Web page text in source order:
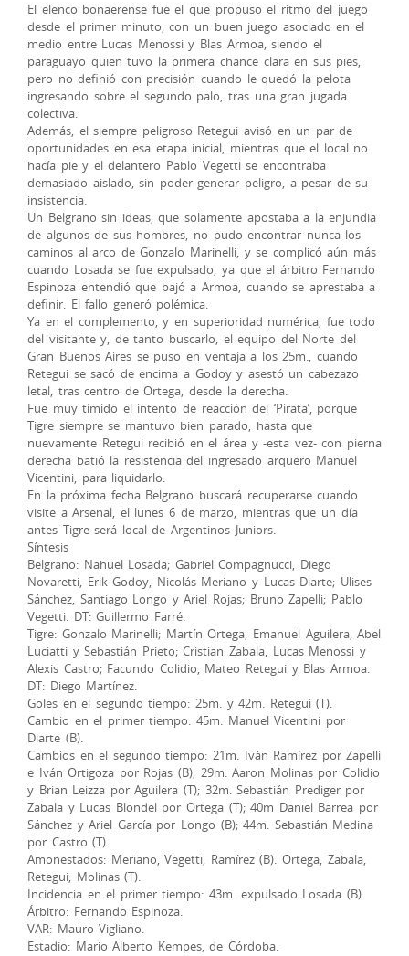
El elenco bonaerense fue el que propuso el ritmo del juego
desde el primer minuto, con un buen juego asociado en el
medio entre Lucas Menossi y Blas Armoa, siendo el
paraguayo quien tuvo la primera chance clara en sus pies,
pero no definió con precisión cuando le quedó la pelota
ingresando sobre el segundo palo, tras una gran jugada
colectiva.
Además, el siempre peligroso Retegui avisó en un par de
oportunidades en esa etapa inicial, mientras que el local no
hacía pie y el delantero Pablo Vegetti se encontraba
demasiado aislado, sin poder generar peligro, a pesar de su
insistencia.
Un Belgrano sin ideas, que solamente apostaba a la enjundia
de algunos de sus hombres, no pudo encontrar nunca los
caminos al arco de Gonzalo Marinelli, y se complicó aún más
cuando Losada se fue expulsado, ya que el árbitro Fernando
Espinoza entendió que bajó a Armoa, cuando se aprestaba a
definir. El fallo generó polémica.
Ya en el complemento, y en superioridad numérica, fue todo
del visitante y, de tanto buscarlo, el equipo del Norte del
Gran Buenos Aires se puso en ventaja a los 25m., cuando
Retegui se sacó de encima a Godoy y asestó un cabezazo
letal, tras centro de Ortega, desde la derecha.
Fue muy tímido el intento de reacción del ‘Pirata’, porque
Tigre siempre se mantuvo bien parado, hasta que
nuevamente Retegui recibió en el área y -esta vez- con pierna
derecha batió la resistencia del ingresado arquero Manuel
Vicentini, para liquidarlo.
En la próxima fecha Belgrano buscará recuperarse cuando
visite a Arsenal, el lunes 6 de marzo, mientras que un día
antes Tigre será local de Argentinos Juniors.
Síntesis
Belgrano: Nahuel Losada; Gabriel Compagnucci, Diego
Novaretti, Erik Godoy, Nicolás Meriano y Lucas Diarte; Ulises
Sánchez, Santiago Longo y Ariel Rojas; Bruno Zapelli; Pablo
Vegetti. DT: Guillermo Farré.
Tigre: Gonzalo Marinelli; Martín Ortega, Emanuel Aguilera, Abel
Luciatti y Sebastián Prieto; Cristian Zabala, Lucas Menossi y
Alexis Castro; Facundo Colidio, Mateo Retegui y Blas Armoa.
DT: Diego Martínez.
Goles en el segundo tiempo: 25m. y 42m. Retegui (T).
Cambio en el primer tiempo: 45m. Manuel Vicentini por
Diarte (B).
Cambios en el segundo tiempo: 21m. Iván Ramírez por Zapelli
e Iván Ortigoza por Rojas (B); 29m. Aaron Molinas por Colidio
y Brian Leizza por Aguilera (T); 32m. Sebastián Prediger por
Zabala y Lucas Blondel por Ortega (T); 40m Daniel Barrea por
Sánchez y Ariel García por Longo (B); 44m. Sebastián Medina
por Castro (T).
Amonestados: Meriano, Vegetti, Ramírez (B). Ortega, Zabala,
Retegui, Molinas (T).
Incidencia en el primer tiempo: 43m. expulsado Losada (B).
Árbitro: Fernando Espinoza.
VAR: Mauro Vigliano.
Estadio: Mario Alberto Kempes, de Córdoba.